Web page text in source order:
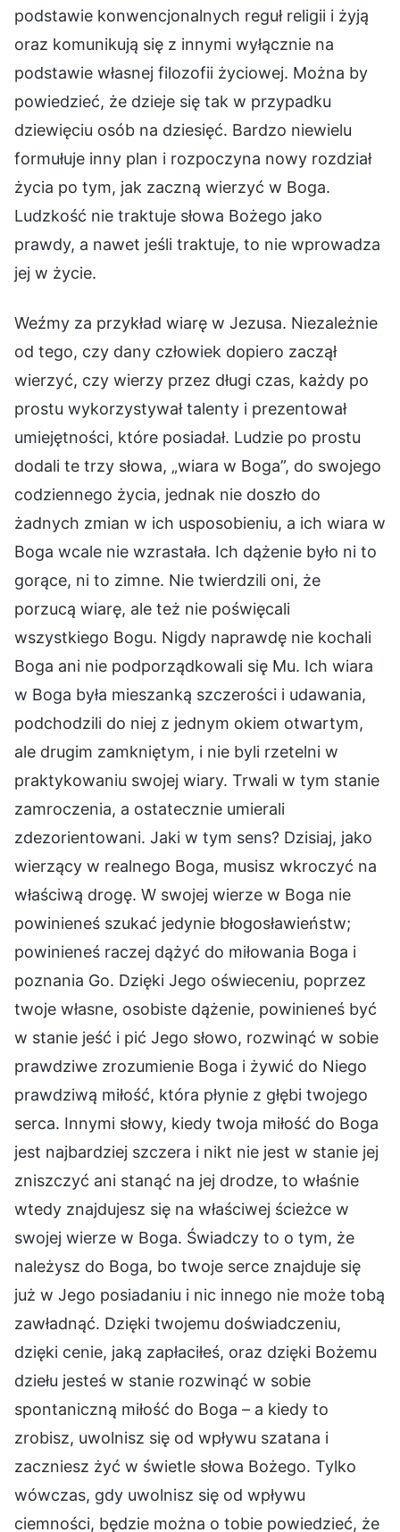
podstawie konwencjonalnych reguł religii i żyją
oraz komunikują się z innymi wyłącznie na
podstawie własnej filozofii życiowej. Można by
powiedzieć, że dzieje się tak w przypadku
dziewięciu osób na dziesięć. Bardzo niewielu
formułuje inny plan i rozpoczyna nowy rozdział
życia po tym, jak zaczną wierzyć w Boga.
Ludzkość nie traktuje słowa Bożego jako
prawdy, a nawet jeśli traktuje, to nie wprowadza
jej w życie.
Weźmy za przykład wiarę w Jezusa. Niezależnie
od tego, czy dany człowiek dopiero zaczął
wierzyć, czy wierzy przez długi czas, każdy po
prostu wykorzystywał talenty i prezentował
umiejętności, które posiadał. Ludzie po prostu
dodali te trzy słowa, „wiara w Boga”, do swojego
codziennego życia, jednak nie doszło do
żadnych zmian w ich usposobieniu, a ich wiara w
Boga wcale nie wzrastała. Ich dążenie było ni to
gorące, ni to zimne. Nie twierdzili oni, że
porzucą wiarę, ale też nie poświęcali
wszystkiego Bogu. Nigdy naprawdę nie kochali
Boga ani nie podporządkowali się Mu. Ich wiara
w Boga była mieszanką szczerości i udawania,
podchodzili do niej z jednym okiem otwartym,
ale drugim zamkniętym, i nie byli rzetelni w
praktykowaniu swojej wiary. Trwali w tym stanie
zamroczenia, a ostatecznie umierali
zdezorientowani. Jaki w tym sens? Dzisiaj, jako
wierzący w realnego Boga, musisz wkroczyć na
właściwą drogę. W swojej wierze w Boga nie
powinieneś szukać jedynie błogosławieństw;
powinieneś raczej dążyć do miłowania Boga i
poznania Go. Dzięki Jego oświeceniu, poprzez
twoje własne, osobiste dążenie, powinieneś być
w stanie jeść i pić Jego słowo, rozwinąć w sobie
prawdziwe zrozumienie Boga i żywić do Niego
prawdziwą miłość, która płynie z głębi twojego
serca. Innymi słowy, kiedy twoja miłość do Boga
jest najbardziej szczera i nikt nie jest w stanie jej
zniszczyć ani stanąć na jej drodze, to właśnie
wtedy znajdujesz się na właściwej ścieżce w
swojej wierze w Boga. Świadczy to o tym, że
należysz do Boga, bo twoje serce znajduje się
już w Jego posiadaniu i nic innego nie może tobą
zawładnąć. Dzięki twojemu doświadczeniu,
dzięki cenie, jaką zapłaciłeś, oraz dzięki Bożemu
dziełu jesteś w stanie rozwinąć w sobie
spontaniczną miłość do Boga – a kiedy to
zrobisz, uwolnisz się od wpływu szatana i
zaczniesz żyć w świetle słowa Bożego. Tylko
wówczas, gdy uwolnisz się od wpływu
ciemności, będzie można o tobie powiedzieć, że